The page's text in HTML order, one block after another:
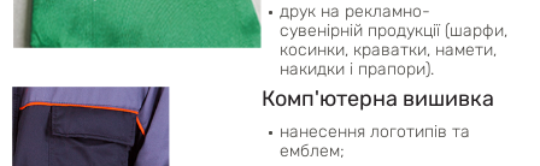
друк на рекламно-
сувенірній продукції (шарфи,
косинки, краватки, намети,
накидки і прапори).
Комп'ютерна вишивка
нанесення логотипів та
емблем;